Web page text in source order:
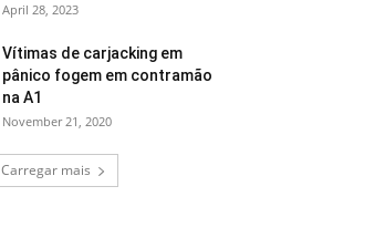
April 28, 2023
Vítimas de carjacking em
pânico fogem em contramão
na A1
November 21, 2020
Carregar mais